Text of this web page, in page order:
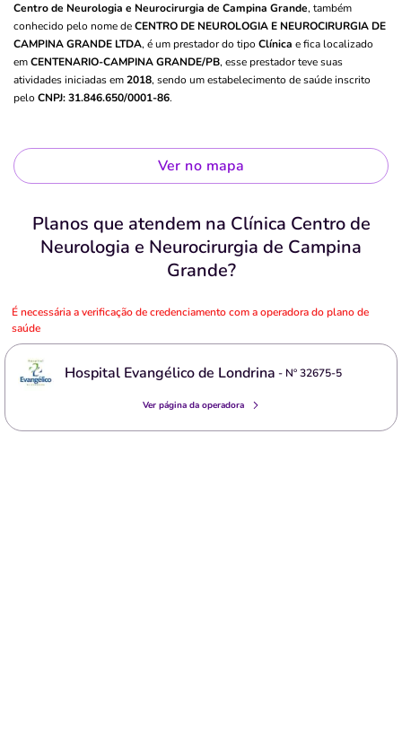
Centro de Neurologia e Neurocirurgia de Campina Grande, também
conhecido pelo nome deCENTRO DE NEUROLOGIA E NEUROCIRURGIA DE
CAMPINA GRANDE LTDA, é um prestador do tipo Clínica e fica localizado
emCENTENARIO-CAMPINA GRANDE/PB, esse prestador teve suas
atividades iniciadas em2018, sendo um estabelecimento de saúde inscrito
pelo CNPJ: 31.846.650/0001-86.
Ver no mapa
Planos que atendem na Clínica Centro de
Neurologia e Neurocirurgia de Campina
Grande?
É necessária a verificação de credenciamento com a operadora do plano de
saúde
Hospital Evangélico de Londrina - Nº32675-5
Ver página da operadora